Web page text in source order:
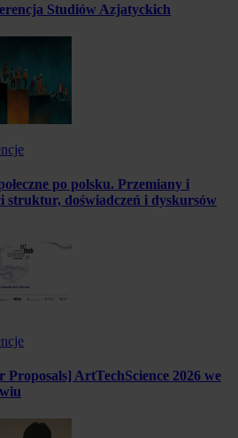
Studiów Azjatyckich
po polsku. Przemiany i
struktur, doświadczeń i dyskursów
Proposals] ArtTechScience 2026 we